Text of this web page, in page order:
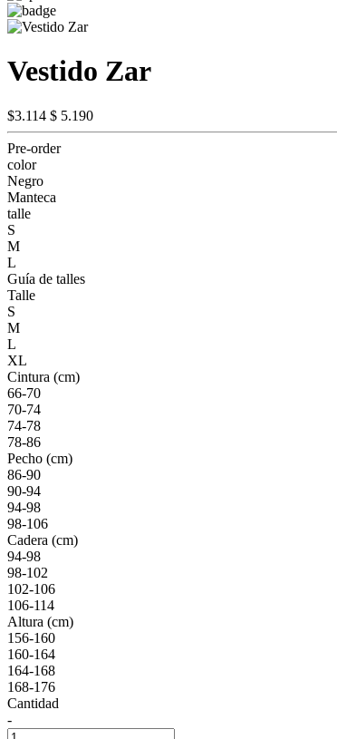
Vestido Zar
$3.114 $ 5.190
Pre-order
color
Negro
Manteca
talle
S
M
L
Guía de talles
Talle
S
M
L
XL
Cintura (cm)
66-70
70-74
74-78
78-86
Pecho (cm)
86-90
90-94
94-98
98-106
Cadera (cm)
94-98
98-102
102-106
106-114
Altura (cm)
156-160
160-164
164-168
168-176
Cantidad
-